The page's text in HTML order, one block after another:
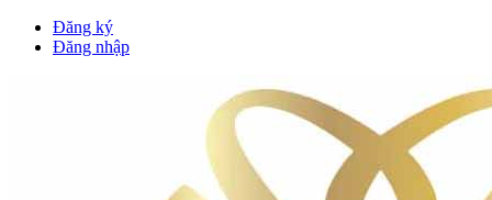
Đăng ký
Đăng nhập